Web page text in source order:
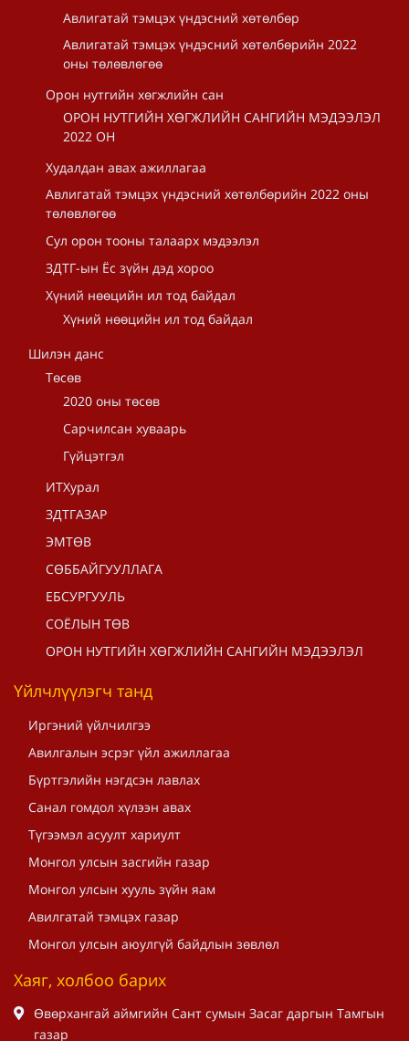
Авлигатай тэмцэх үндэсний хөтөлбөр
Авлигатай тэмцэх үндэсний хөтөлбөрийн 2022
оны төлөвлөгөө
Орон нутгийн хөгжлийн сан
ОРОН НУТГИЙН ХӨГЖЛИЙН САНГИЙН МЭДЭЭЛЭЛ
2022 ОН
Худалдан авах ажиллагаа
Авлигатай тэмцэх үндэсний хөтөлбөрийн 2022 оны
төлөвлөгөө
Сул орон тооны талаарх мэдээлэл
ЗДТГ-ын Ёс зүйн дэд хороо
Хүний нөөцийн ил тод байдал
Хүний нөөцийн ил тод байдал
Шилэн данс
Төсөв
2020 оны төсөв
Сарчилсан хуваарь
Гүйцэтгэл
ИТХурал
ЗДТГАЗАР
ЭМТӨВ
СӨББАЙГУУЛЛАГА
ЕБСУРГУУЛЬ
СОЁЛЫН ТӨВ
ОРОН НУТГИЙН ХӨГЖЛИЙН САНГИЙН МЭДЭЭЛЭЛ
Үйлчлүүлэгч танд
Иргэний үйлчилгээ
Авилгалын эсрэг үйл ажиллагаа
Бүртгэлийн нэгдсэн лавлах
Санал гомдол хүлээн авах
Түгээмэл асуулт хариулт
Монгол улсын засгийн газар
Монгол улсын хууль зүйн яам
Авилгатай тэмцэх газар
Монгол улсын аюулгүй байдлын зөвлөл
Хаяг, холбоо барих
Өвөрхангай аймгийн Сант сумын Засаг даргын Тамгын
газар